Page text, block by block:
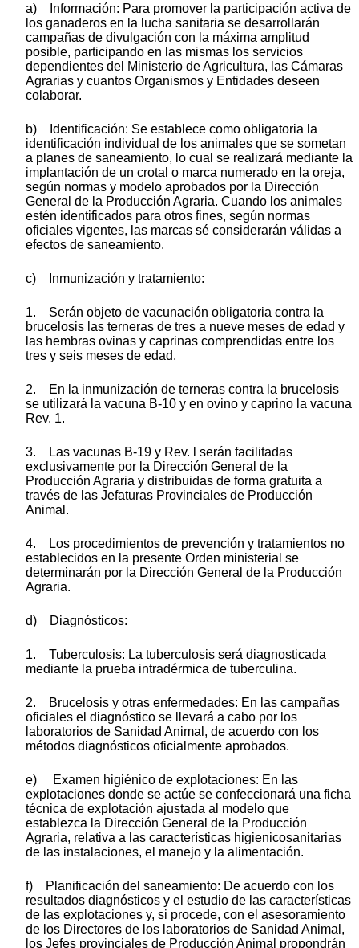
a) Información: Para promover la participación activa de
los ganaderos en la lucha sanitaria se desarrollarán
campañas de divulgación con la máxima amplitud
posible, participando en las mismas los servicios
dependientes del Ministerio de Agricultura, las Cámaras
Agrarias y cuantos Organismos y Entidades deseen
colaborar.
b) Identificación: Se establece como obligatoria la
identificación individual de los animales que se sometan
a planes de saneamiento, lo cual se realizará mediante la
implantación de un crotal o marca numerado en la oreja,
según normas y modelo aprobados por la Dirección
General de la Producción Agraria. Cuando los animales
estén identificados para otros fines, según normas
oficiales vigentes, las marcas sé considerarán válidas a
efectos de saneamiento.
c) Inmunización y tratamiento:
1. Serán objeto de vacunación obligatoria contra la
brucelosis las terneras de tres a nueve meses de edad y
las hembras ovinas y caprinas comprendidas entre los
tres y seis meses de edad.
2. En la inmunización de terneras contra la brucelosis
se utilizará la vacuna B-10 y en ovino y caprino la vacuna
Rev. 1.
3. Las vacunas B-19 y Rev. l serán facilitadas
exclusivamente por la Dirección General de la
Producción Agraria y distribuidas de forma gratuita a
través de las Jefaturas Provinciales de Producción
Animal.
4. Los procedimientos de prevención y tratamientos no
establecidos en la presente Orden ministerial se
determinarán por la Dirección General de la Producción
Agraria.
d) Diagnósticos:
1. Tuberculosis: La tuberculosis será diagnosticada
mediante la prueba intradérmica de tuberculina.
2. Brucelosis y otras enfermedades: En las campañas
oficiales el diagnóstico se llevará a cabo por los
laboratorios de Sanidad Animal, de acuerdo con los
métodos diagnósticos oficialmente aprobados.
e) Examen higiénico de explotaciones: En las
explotaciones donde se actúe se confeccionará una ficha
técnica de explotación ajustada al modelo que
establezca la Dirección General de la Producción
Agraria, relativa a las características higienicosanitarias
de las instalaciones, el manejo y la alimentación.
f) Planificación del saneamiento: De acuerdo con los
resultados diagnósticos y el estudio de las características
de las explotaciones y, si procede, con el asesoramiento
de los Directores de los laboratorios de Sanidad Animal,
los Jefes provinciales de Producción Animal propondrán